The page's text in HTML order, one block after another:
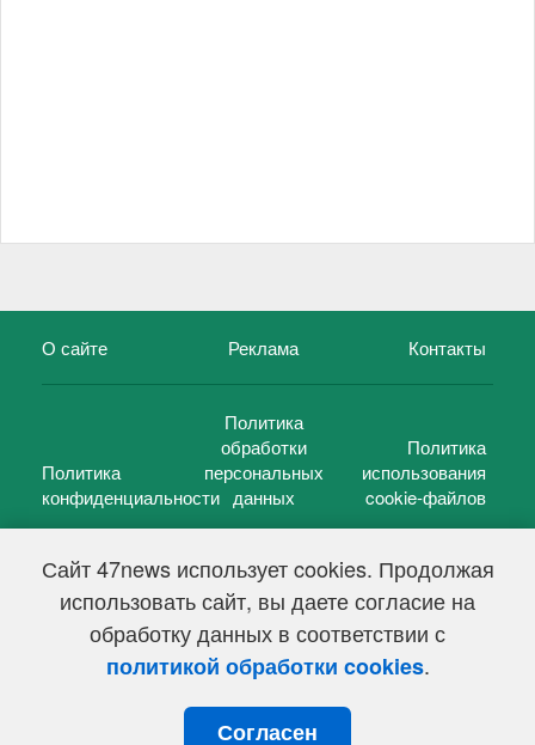
Сайт 47news использует cookies. Продолжая
использовать сайт, вы даете согласие на
обработку данных в соответствии с
политикой обработки cookies.
Согласен
О сайте Реклама Контакты
Политика
конфиденциальности
Политика
обработки
персональных
данных
Политика
использования
cookie-файлов
47 новостей (47 news)2005 — 2026 г.
Свидетельство о регистрации СМИ Эл № ФС 77-39848, выдано
Федеральной службой по надзору в сфере связи,
информационных технологий и массовых коммуникаций